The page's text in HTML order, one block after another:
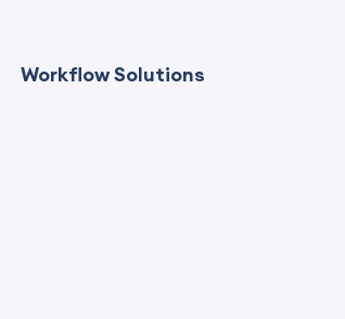
Workflow Solutions